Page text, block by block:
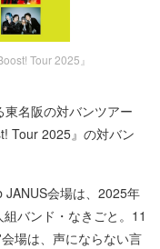
Tour 2025』
名阪の対バンツアー
Tour 2025』の対バン
会場は、2025年
バンド・なきごと。11
場は、声にならない言